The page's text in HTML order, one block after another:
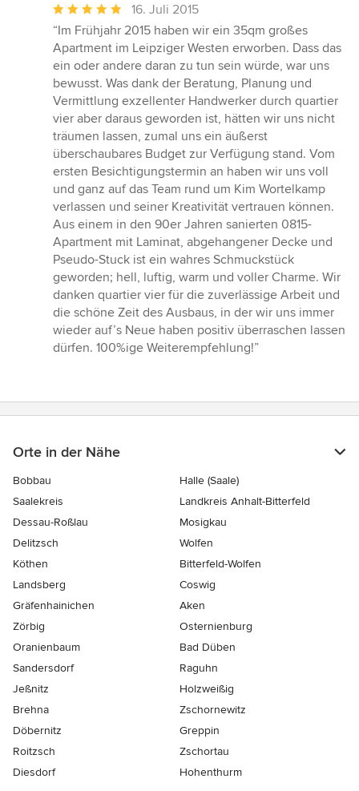
Durchschnittliche
Bewertung:
5
von
5
Sternen
16. Juli 2015
“Im Frühjahr 2015 haben wir ein 35qm großes
Apartment im Leipziger Westen erworben. Dass das
ein oder andere daran zu tun sein würde, war uns
bewusst. Was dank der Beratung, Planung und
Vermittlung exzellenter Handwerker durch quartier
vier aber daraus geworden ist, hätten wir uns nicht
träumen lassen, zumal uns ein äußerst
überschaubares Budget zur Verfügung stand. Vom
ersten Besichtigungstermin an haben wir uns voll
und ganz auf das Team rund um Kim Wortelkamp
verlassen und seiner Kreativität vertrauen können.
Aus einem in den 90er Jahren sanierten 0815-
Apartment mit Laminat, abgehangener Decke und
Pseudo-Stuck ist ein wahres Schmuckstück
geworden; hell, luftig, warm und voller Charme. Wir
danken quartier vier für die zuverlässige Arbeit und
die schöne Zeit des Ausbaus, in der wir uns immer
wieder auf’s Neue haben positiv überraschen lassen
dürfen. 100%ige Weiterempfehlung!”
Orte in der Nähe
Bobbau
Halle (Saale)
Saalekreis
Landkreis Anhalt-Bitterfeld
Dessau-Roßlau
Mosigkau
Delitzsch
Wolfen
Köthen
Bitterfeld-Wolfen
Landsberg
Coswig
Gräfenhainichen
Aken
Zörbig
Osternienburg
Oranienbaum
Bad Düben
Sandersdorf
Raguhn
Jeßnitz
Holzweißig
Brehna
Zschornewitz
Döbernitz
Greppin
Roitzsch
Zschortau
Diesdorf
Hohenthurm